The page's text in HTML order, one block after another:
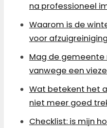
na professioneel
Waarom is de
voor
Mag de
vanwege een
Wat betekent het
niet meer goed
Checklist: is mijn